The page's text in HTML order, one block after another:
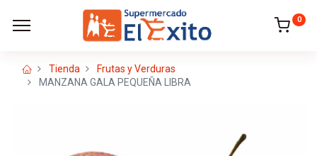
0
Tienda
Frutas y Verduras
MANZANA GALA PEQUEÑA LIBRA